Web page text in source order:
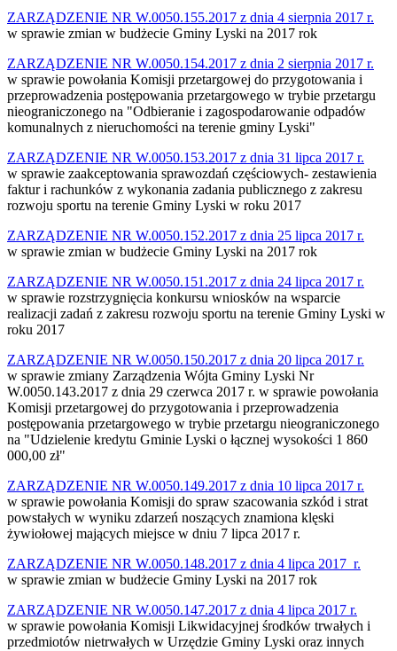
ZARZĄDZENIE NR W.0050.155.2017 z dnia 4 sierpnia 2017 r.
w sprawie zmian w budżecie Gminy Lyski na 2017 rok
ZARZĄDZENIE NR W.0050.154.2017 z dnia 2 sierpnia 2017 r.
w sprawie powołania Komisji przetargowej do przygotowania i
przeprowadzenia postępowania przetargowego w trybie przetargu
nieograniczonego na "Odbieranie i zagospodarowanie odpadów
komunalnych z nieruchomości na terenie gminy Lyski"
ZARZĄDZENIE NR W.0050.153.2017 z dnia 31 lipca 2017 r.
w sprawie zaakceptowania sprawozdań częściowych- zestawienia
faktur i rachunków z wykonania zadania publicznego z zakresu
rozwoju sportu na terenie Gminy Lyski w roku 2017
ZARZĄDZENIE NR W.0050.152.2017 z dnia 25 lipca 2017 r.
w sprawie zmian w budżecie Gminy Lyski na 2017 rok
ZARZĄDZENIE NR W.0050.151.2017 z dnia 24 lipca 2017 r.
w sprawie rozstrzygnięcia konkursu wniosków na wsparcie
realizacji zadań z zakresu rozwoju sportu na terenie Gminy Lyski w
roku 2017
ZARZĄDZENIE NR W.0050.150.2017 z dnia 20 lipca 2017 r.
w sprawie zmiany Zarządzenia Wójta Gminy Lyski Nr
W.0050.143.2017 z dnia 29 czerwca 2017 r. w sprawie powołania
Komisji przetargowej do przygotowania i przeprowadzenia
postępowania przetargowego w trybie przetargu nieograniczonego
na "Udzielenie kredytu Gminie Lyski o łącznej wysokości 1 860
000,00 zł"
ZARZĄDZENIE NR W.0050.149.2017 z dnia 10 lipca 2017 r.
w sprawie powołania Komisji do spraw szacowania szkód i strat
powstałych w wyniku zdarzeń noszących znamiona klęski
żywiołowej mających miejsce w dniu 7 lipca 2017 r.
ZARZĄDZENIE NR W.0050.148.2017 z dnia 4 lipca 2017 r.
w sprawie zmian w budżecie Gminy Lyski na 2017 rok
ZARZĄDZENIE NR W.0050.147.2017 z dnia 4 lipca 2017 r.
w sprawie powołania Komisji Likwidacyjnej środków trwałych i
przedmiotów nietrwałych w Urzędzie Gminy Lyski oraz innych